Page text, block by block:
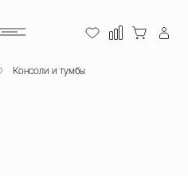
Консоли и тумбы